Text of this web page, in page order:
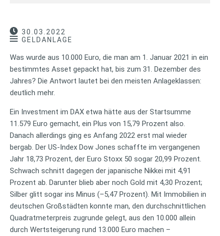
30.03.2022
GELDANLAGE
Was wurde aus 10.000 Euro, die man am 1. Januar 2021 in ein
bestimmtes Asset gepackt hat, bis zum 31. Dezember des
Jahres? Die Antwort lautet bei den meisten Anlageklassen:
deutlich mehr.
Ein Investment im DAX etwa hätte aus der Startsumme
11.579 Euro gemacht, ein Plus von 15,79 Prozent also.
Danach allerdings ging es Anfang 2022 erst mal wieder
bergab. Der US-Index Dow Jones schaffte im vergangenen
Jahr 18,73 Prozent, der Euro Stoxx 50 sogar 20,99 Prozent.
Schwach schnitt dagegen der japanische Nikkei mit 4,91
Prozent ab. Darunter blieb aber noch Gold mit 4,30 Prozent;
Silber glitt sogar ins Minus (–5,47 Prozent). Mit Immobilien in
deutschen Großstädten konnte man, den durchschnittlichen
Quadratmeterpreis zugrunde gelegt, aus den 10.000 allein
durch Wertsteigerung rund 13.000 Euro machen –